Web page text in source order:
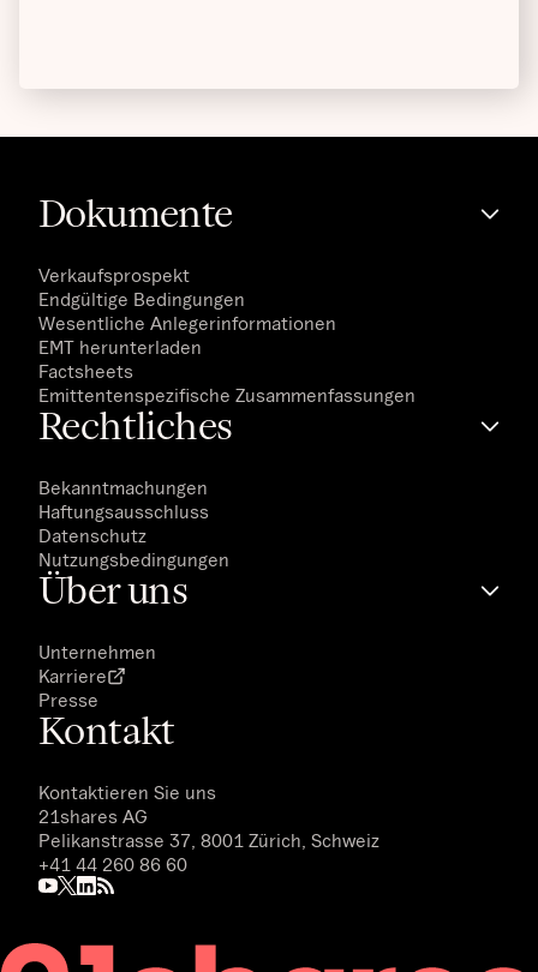
Dokumente
Verkaufsprospekt
Endgültige Bedingungen
Wesentliche Anlegerinformationen
EMT herunterladen
Factsheets
Emittentenspezifische Zusammenfassungen
Rechtliches
Bekanntmachungen
Haftungsausschluss
Datenschutz
Nutzungsbedingungen
Über uns
Unternehmen
Karriere
Presse
Kontakt
Kontaktieren Sie uns
21shares AG
Pelikanstrasse 37, 8001 Zürich, Schweiz
+41 44 260 86 60